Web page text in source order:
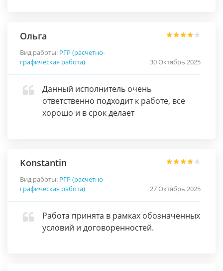
Ольга
Вид работы: РГР (расчетно-
графическая работа)
30 Октябрь 2025
Данный исполнитель очень
ответственно подходит к работе, все
хорошо и в срок делает
Konstantin
Вид работы: РГР (расчетно-
графическая работа)
27 Октябрь 2025
Работа принята в рамках обозначенных
условий и договоренностей.